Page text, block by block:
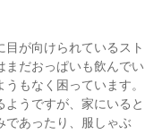
が向けられているスト
まだおっぱいも飲んでい
もなく困っています。
うですが、家にいると
であったり、服しゃぶ